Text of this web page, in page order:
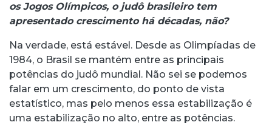
os Jogos Olímpicos, o judô brasileiro tem
apresentado crescimento há décadas, não?
Na verdade, está estável. Desde as Olimpíadas de
1984, o Brasil se mantém entre as principais
potências do judô mundial. Não sei se podemos
falar em um crescimento, do ponto de vista
estatístico, mas pelo menos essa estabilização é
uma estabilização no alto, entre as potências.